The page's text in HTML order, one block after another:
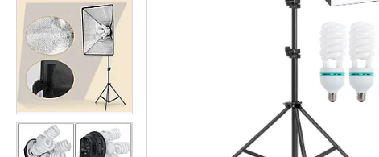
Фото відбивачі, тримачі для
відбивачів
Поворотні столики
Все для предметної зйомки
Лайтбокси, фотобокси
Кільцеві лампи, товари для
блогерів
Світлодіодні LED-панель,